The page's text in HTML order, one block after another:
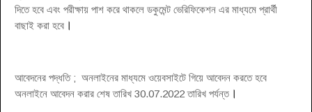
দিতে হবে এবং পরীক্ষায় পাশ করে থাকলে ডকুমেন্ট ভেরিফিকেশন এর মাধ্যমে প্রার্থী
বাছাই করা হবে ।
আবেদনের পদ্ধতি ; অনলাইনের মাধ্যমে ওয়েবসাইটে গিয়ে আবেদন করতে হবে
অনলাইনে আবেদন করার শেষ তারিখ 30.07.2022 তারিখ পর্যন্ত ।